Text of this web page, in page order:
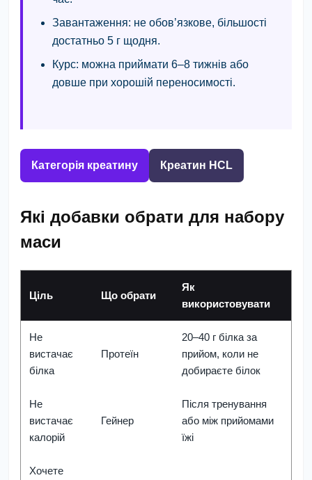
Завантаження: не обов’язкове, більшості
достатньо 5 г щодня.
Курс: можна приймати 6–8 тижнів або
довше при хорошій переносимості.
Категорія креатину Креатин HCL
Які добавки обрати для набору
маси
Ціль Що обрати
Як
використовувати
Не
вистачає
білка
Протеїн
20–40 г білка за
прийом, коли не
добираєте білок
Не
вистачає
калорій
Гейнер
Після тренування
або між прийомами
їжі
Хочете